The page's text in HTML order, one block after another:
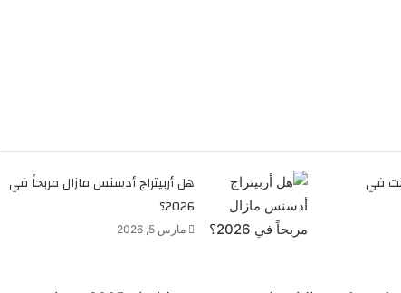
في
هل أربيتراج أدسنس مازال مربحاً في
2026؟
مارس 5, 2026